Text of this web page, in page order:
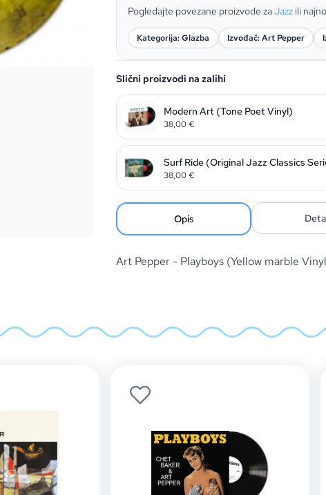
Pogledajte povezane proizvode zaJazz ili
Kategorija: Glazba Izvođač: Art Pepper
Slični proizvodi na zalihi
Modern Art (Tone Poet Vinyl)
38,00€
Surf Ride (Original Jazz Classics
38,00€
Opis
Art Pepper - Playboys (Yellow marble